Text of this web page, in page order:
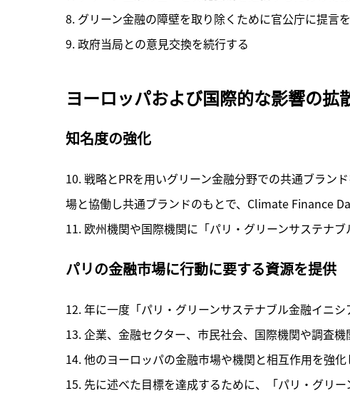
8. グリーン金融の障壁を取り除くために官公庁に提言
9. 政府当局との意見交換を続行する
ヨーロッパおよび国際的な影響の拡
知名度の強化
10. 戦略とPRを用いグリーン金融分野での共通ブラン
場と協働し共通ブランドのもとで、Climate Finance
11. 欧州機関や国際機関に「パリ・グリーンサステナ
パリの金融市場に行動に要する資源を提供
12. 年に一度「パリ・グリーンサステナブル金融イニ
13. 企業、金融セクター、市民社会、国際機関や調査
14. 他のヨーロッパの金融市場や機関と相互作用を強
15. 先に述べた目標を達成するために、「パリ・グリ